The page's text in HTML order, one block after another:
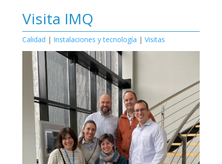
Visita IMQ
Calidad | Instalaciones y tecnología | Visitas